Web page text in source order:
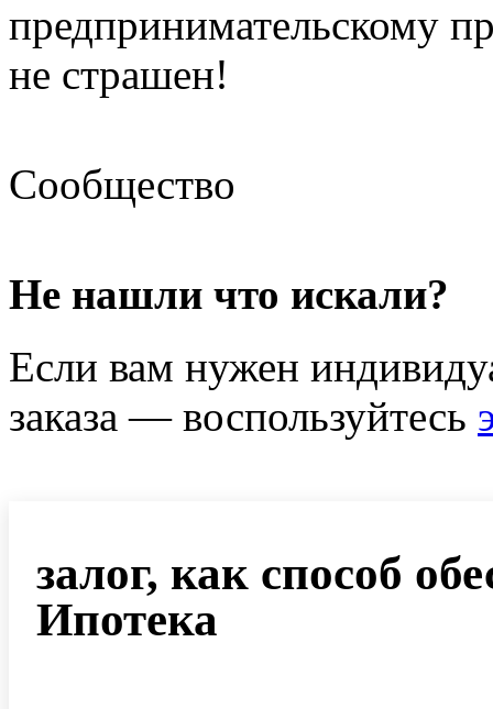
предпринимательскому
не страшен!
Сообщество
Не нашли что искали?
Если вам нужен
заказа — воспользуйтесь
залог, как способ
Ипотека